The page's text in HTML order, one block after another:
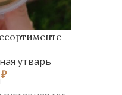
утварь
₽